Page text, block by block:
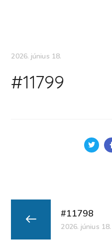
2026. június 18.
#11799
#11798
2026. június 18.